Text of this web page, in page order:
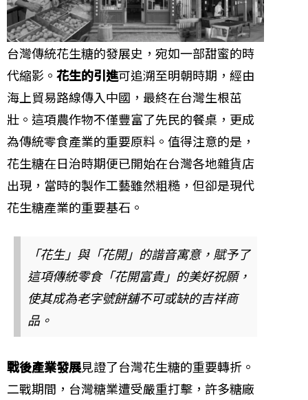
台灣傳統花生糖的發展史，宛如一部甜蜜的時
代縮影。 花生的引進可追溯至明朝時期，經由
海上貿易路線傳入中國，最終在台灣生根茁
壯。這項農作物不僅豐富了先民的餐桌，更成
為傳統零食產業的重要原料。值得注意的是，
花生糖在日治時期便已開始在台灣各地雜貨店
出現，當時的製作工藝雖然粗糙，但卻是現代
花生糖產業的重要基石。
「花生」與「花開」的諧音寓意，賦予了
這項傳統零食「花開富貴」的美好祝願，
使其成為老字號餅舖不可或缺的吉祥商
品。
戰後產業發展見證了台灣花生糖的重要轉折。
二戰期間，台灣糖業遭受嚴重打擊，許多糖廠